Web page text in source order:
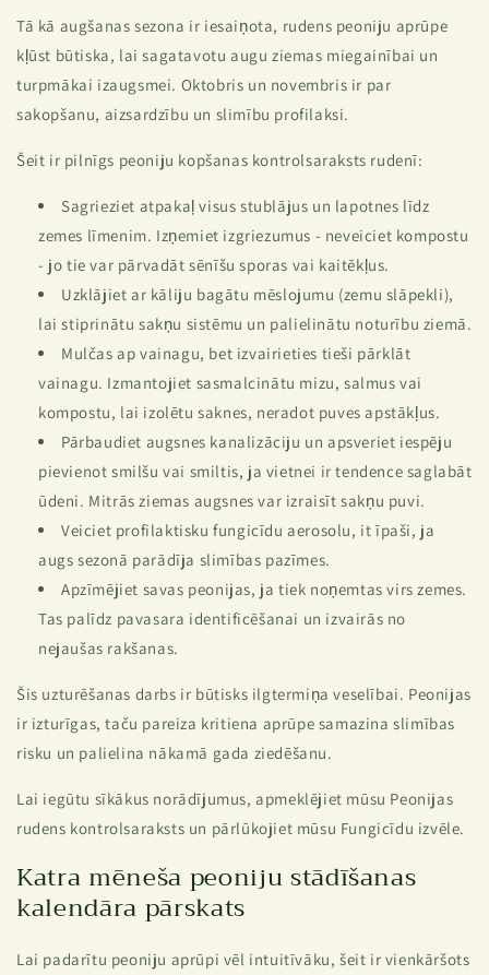
Tā kā augšanas sezona ir iesaiņota, rudens peoniju aprūpe
kļūst būtiska, lai sagatavotu augu ziemas miegainībai un
turpmākai izaugsmei. Oktobris un novembris ir par
sakopšanu, aizsardzību un slimību profilaksi.
Šeit ir pilnīgs peoniju kopšanas kontrolsaraksts rudenī:
Sagrieziet atpakaļ visus stublājus un lapotnes līdz
zemes līmenim. Izņemiet izgriezumus - neveiciet kompostu
- jo tie var pārvadāt sēnīšu sporas vai kaitēkļus.
Uzklājiet ar kāliju bagātu mēslojumu (zemu slāpekli),
lai stiprinātu sakņu sistēmu un palielinātu noturību ziemā.
Mulčas ap vainagu, bet izvairieties tieši pārklāt
vainagu. Izmantojiet sasmalcinātu mizu, salmus vai
kompostu, lai izolētu saknes, neradot puves apstākļus.
Pārbaudiet augsnes kanalizāciju un apsveriet iespēju
pievienot smilšu vai smiltis, ja vietnei ir tendence saglabāt
ūdeni. Mitrās ziemas augsnes var izraisīt sakņu puvi.
Veiciet profilaktisku fungicīdu aerosolu, it īpaši, ja
augs sezonā parādīja slimības pazīmes.
Apzīmējiet savas peonijas, ja tiek noņemtas virs zemes.
Tas palīdz pavasara identificēšanai un izvairās no
nejaušas rakšanas.
Šis uzturēšanas darbs ir būtisks ilgtermiņa veselībai. Peonijas
ir izturīgas, taču pareiza kritiena aprūpe samazina slimības
risku un palielina nākamā gada ziedēšanu.
Lai iegūtu sīkākus norādījumus, apmeklējiet mūsu Peonijas
rudens kontrolsaraksts un pārlūkojiet mūsu Fungicīdu izvēle.
Katra mēneša peoniju stādīšanas
kalendāra pārskats
Lai padarītu peoniju aprūpi vēl intuitīvāku, šeit ir vienkāršots